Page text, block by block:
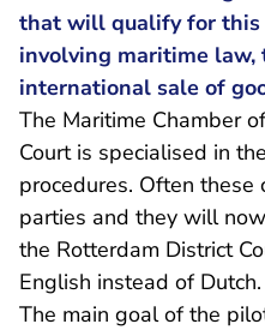
that will qualify for this
involving maritime
international sale of
The Maritime Chamber
Court is specialised in
procedures. Often
parties and they will
the Rotterdam District
English instead of Dutch.
The main goal of the